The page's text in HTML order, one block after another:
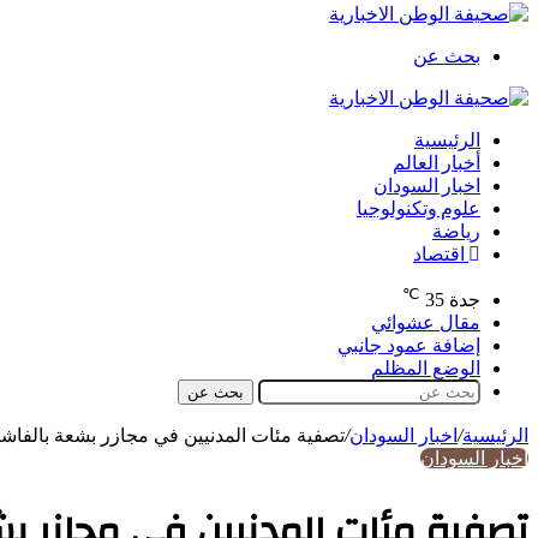
بحث عن
الرئيسية
أخبار العالم
اخبار السودان
علوم وتكنولوجيا
رياضة
اقتصاد
جدة 35
℃
مقال عشوائي
إضافة عمود جانبي
الوضع المظلم
بحث عن
الرئيسية/ اخبار السودان/تصفية مئات المدنيين في مجازر بشعة
اخبار السودان